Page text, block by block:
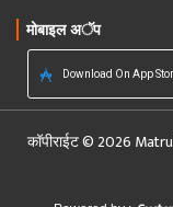
मोबाइल अॅप
Download On App
कॉपीराईट © 2026